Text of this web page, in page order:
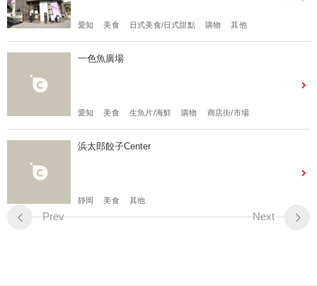
愛知 美食 日式美食/日式甜點 購物 其他
一色魚廣場
愛知 美食 生魚片/海鮮 購物 商店街/市場
浜太郎餃子Center
靜岡 美食 其他
Prev Next